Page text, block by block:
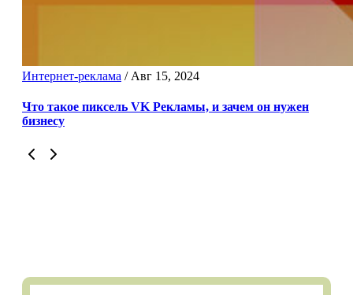
Интернет-реклама / Авг 15, 2024
Что такое пиксель VK Рекламы, и зачем он нужен
бизнесу